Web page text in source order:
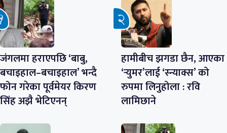
जंगलमा हराएपछि ‘बाबु,
बचाइहाल–बचाइहाल’ भन्दै
फोन गरेका पूर्वमेयर किरण
सिंह अझै भेटिएनन्
हामीबीच झगडा छैन, आएका
‘र्‍युमर’लाई ‘स्न्याक्स’ को
रुपमा लिनुहोला : रवि
लामिछाने